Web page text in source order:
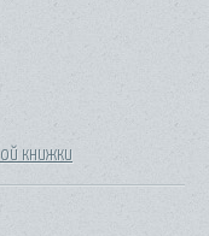
книжки